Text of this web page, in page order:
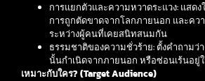
การแยกตัวและความหวาดระแวง: แสด
การถูกตัดขาดจากโลกภายนอก และคว
ระหว่างผู้คนที่เคยสนิทสนมกัน
ธรรมชาติของความชั่วร้าย: ตั้งคำถามว่
นั้นกำเนิดจากภายนอก หรือซ่อนเร้นอยู่
เหมาะกับใคร? (Target Audience)